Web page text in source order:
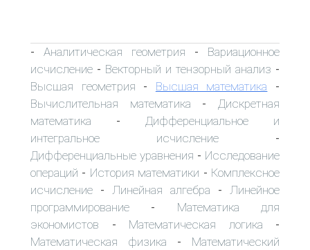
-Аналитическая геометрия-Вариационное
исчисление-Векторный и тензорный анализ -
Высшая геометрия-Высшая математика-
Вычислительная математика-Дискретная
математика-
Дифференциальное и
интегральное исчисление-
Дифференциальные уравнения-Исследование
операций-История математики-
Комплексное
исчисление-Линейная алгебра-Линейное
программирование -Математика для
экономистов- Математическая логика-